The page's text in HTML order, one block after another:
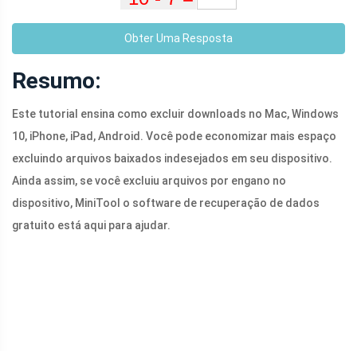
Obter Uma Resposta
Resumo:
Este tutorial ensina como excluir downloads no Mac, Windows
10, iPhone, iPad, Android. Você pode economizar mais espaço
excluindo arquivos baixados indesejados em seu dispositivo.
Ainda assim, se você excluiu arquivos por engano no
dispositivo, MiniTool o software de recuperação de dados
gratuito está aqui para ajudar.